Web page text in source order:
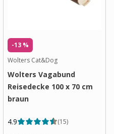
-13 %
Wolters Cat&Dog
Wolters Vagabund
Reisedecke 100 x 70 cm
braun
4.9 (15)